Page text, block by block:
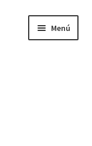
Menú